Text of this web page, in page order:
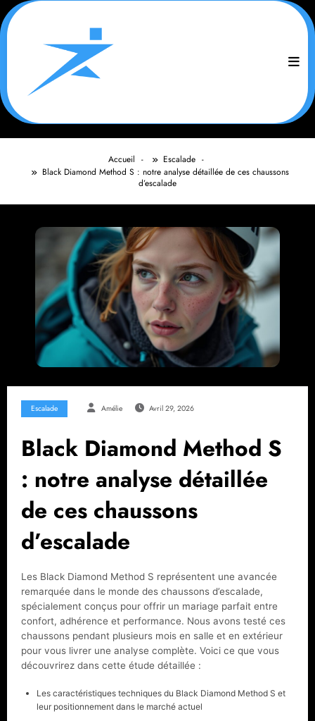
Aller
au
contenu
Accueil
Escalade
Black Diamond Method S : notre analyse détaillée de ces chaussons
d’escalade
Escalade Amélie Avril 29, 2026
Black Diamond Method S
: notre analyse détaillée
de ces chaussons
d’escalade
Les Black Diamond Method S représentent une avancée
remarquée dans le monde des chaussons d’escalade,
spécialement conçus pour offrir un mariage parfait entre
confort, adhérence et performance. Nous avons testé ces
chaussons pendant plusieurs mois en salle et en extérieur
pour vous livrer une analyse complète. Voici ce que vous
découvrirez dans cette étude détaillée :
Les caractéristiques techniques du Black Diamond Method S et
leur positionnement dans le marché actuel